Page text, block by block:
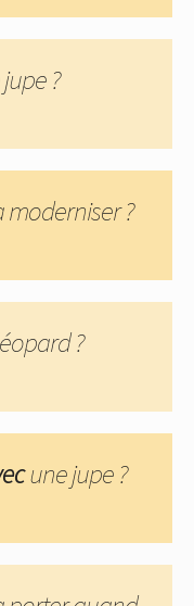
?
?
?
une jupe ?